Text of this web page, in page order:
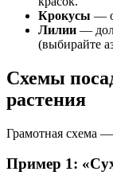
Крокусы —
Лилии —
(выбирайте
Схемы
растения
Грамотная схема
Пример 1: